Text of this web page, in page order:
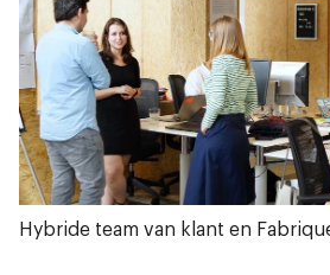
Hybride team van klant en